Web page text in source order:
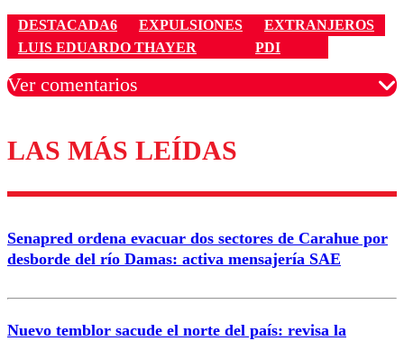
DESTACADA6 EXPULSIONES
EXTRANJEROS
LUIS EDUARDO THAYER
PDI
Ver comentarios
Los comentarios son moderados para garantizar un
diálogo respetuoso.
Nombre
Correo
LAS MÁS LEÍDAS
Senapred ordena evacuar dos sectores de Carahue por
desborde del río Damas: activa mensajería SAE
Nuevo temblor sacude el norte del país: revisa la